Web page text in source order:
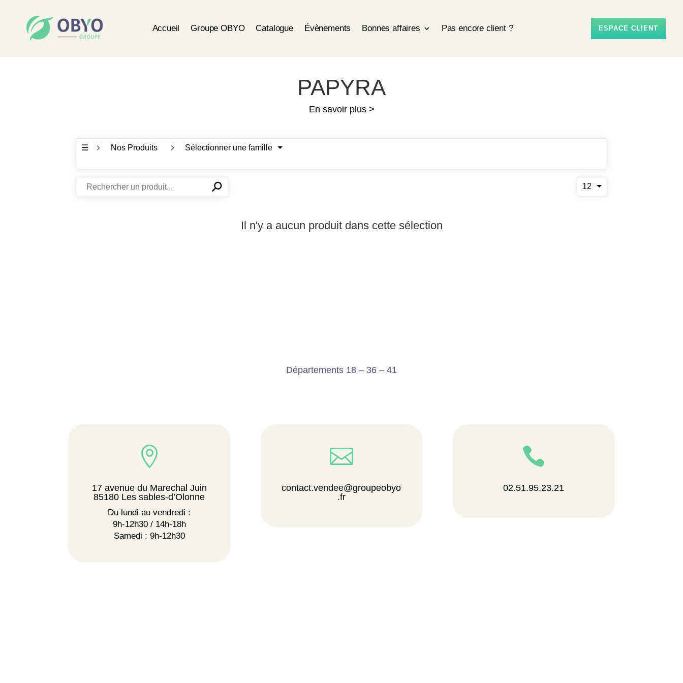
Accueil Groupe OBYO Catalogue Évènements Bonnes affaires Pas encore client ? ESPACE CLIENT
PAPYRA
En savoir plus >
☰ Nos Produits Sélectionner une famille
✕⚲ 12
Il n'y a aucun produit dans cette sélection
Départements 18 – 36 – 41

17 avenue du Marechal Juin
85180 Les sables-d’Olonne
Du lundi au vendredi :
9h-12h30 / 14h-18h
Samedi : 9h-12h30

contact.vendee@groupeobyo
.fr

02.51.95.23.21